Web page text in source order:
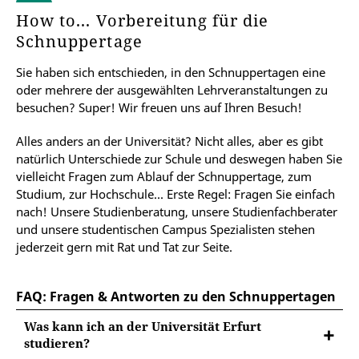
How to... Vorbereitung für die
Schnuppertage
Sie haben sich entschieden, in den Schnuppertagen eine
oder mehrere der ausgewählten Lehrveranstaltungen zu
besuchen? Super! Wir freuen uns auf Ihren Besuch!
Alles anders an der Universität? Nicht alles, aber es gibt
natürlich Unterschiede zur Schule und deswegen haben Sie
vielleicht Fragen zum Ablauf der Schnuppertage, zum
Studium, zur Hochschule... Erste Regel: Fragen Sie einfach
nach! Unsere Studienberatung, unsere Studienfachberater
und unsere studentischen Campus Spezialisten stehen
jederzeit gern mit Rat und Tat zur Seite.
FAQ: Fragen & Antworten zu den Schnuppertagen
Was kann ich an der Universität Erfurt
studieren?